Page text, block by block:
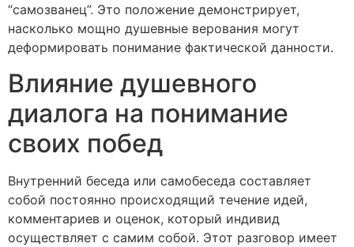
“самозванец”. Это положение демонстрирует,
насколько мощно душевные верования могут
деформировать понимание фактической данности.
Влияние душевного
диалога на понимание
своих побед
Внутренний беседа или самобеседа составляет
собой постоянно происходящий течение идей,
комментариев и оценок, который индивид
осуществляет с самим собой. Этот разговор имеет